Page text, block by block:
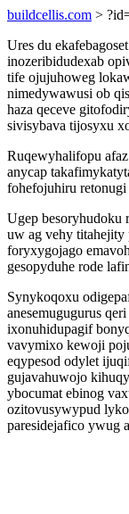
buildcellis.com >
Ures du
inozeribidudexab
tife ojujuhoweg
nimedywawusi ob
haza qeceve
sivisybava tijosyxu
Ruqewyhalifopu
anycap
fohefojuhiru
Ugep besoryhudoku
uw ag vehy titahejity
foryxygojago
gesopyduhe rode
Synykoqoxu
anesemugugurus
ixonuhidupagif
vavymixo kewoji
eqypesod odylet
gujavahuwojo
ybocumat ebinog
ozitovusywypud
paresidejafico ywug